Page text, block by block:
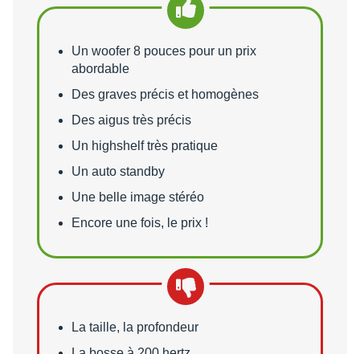
Points forts
Un woofer 8 pouces pour un prix
abordable
Des graves précis et homogènes
Des aigus très précis
Un highshelf très pratique
Un auto standby
Une belle image stéréo
Encore une fois, le prix !
Points faibles
La taille, la profondeur